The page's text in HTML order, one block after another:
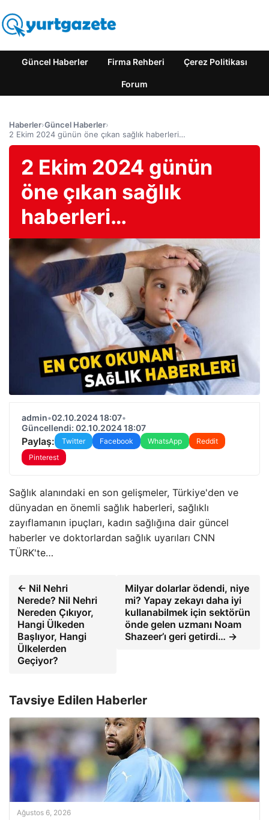
Güncel Haberler Firma Rehberi Çerez Politikası
Forum
Haberler›Güncel Haberler›
2 Ekim 2024 günün öne çıkan sağlık haberleri…
2 Ekim 2024 günün
öne çıkan sağlık
haberleri…
admin•02.10.2024 18:07•
Güncellendi: 02.10.2024 18:07
Paylaş: Twitter Facebook WhatsApp
Reddit
Pinterest
Sağlık alanındaki en son gelişmeler, Türkiye'den ve
dünyadan en önemli sağlık haberleri, sağlıklı
zayıflamanın ipuçları, kadın sağlığına dair güncel
haberler ve doktorlardan sağlık uyarıları CNN
TÜRK'te…
← Nil Nehri
Nerede? Nil Nehri
Nereden Çıkıyor,
Hangi Ülkeden
Başlıyor, Hangi
Ülkelerden
Geçiyor?
Milyar dolarlar ödendi, niye
mi? Yapay zekayı daha iyi
kullanabilmek için sektörün
önde gelen uzmanı Noam
Shazeer’ı geri getirdi… →
Tavsiye Edilen Haberler
Ağustos 6, 2026